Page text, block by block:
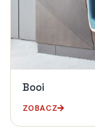
Booi
ZOBACZ